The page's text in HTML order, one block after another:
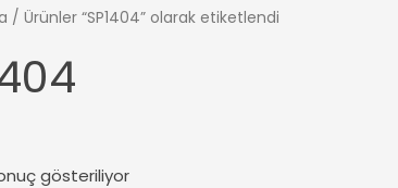
/ Ürünler “SP1404” olarak etiketlendi
gösteriliyor